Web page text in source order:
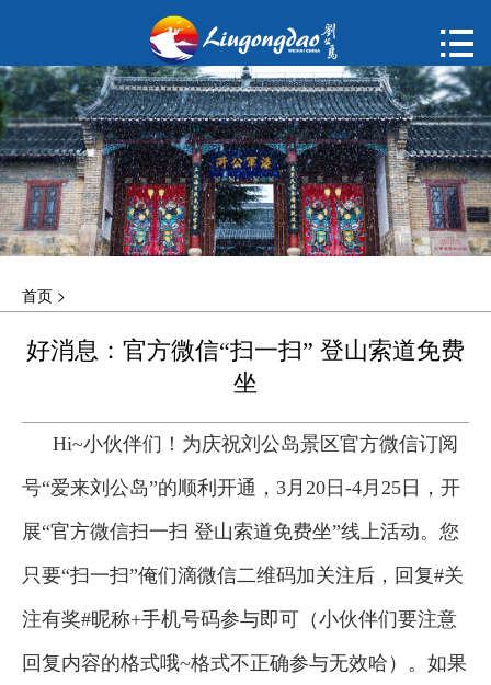
购票
概况
动态
指南
建议
한국어

首页 >
好消息：官方微信“扫一扫” 登山索道免费
坐
Hi~小伙伴们！为庆祝刘公岛景区官方微信订阅
号“爱来刘公岛”的顺利开通，3月20日-4月25日，开
展“官方微信扫一扫 登山索道免费坐”线上活动。您
只要“扫一扫”俺们滴微信二维码加关注后，回复#关
注有奖#昵称+手机号码参与即可（小伙伴们要注意
回复内容的格式哦~格式不正确参与无效哈）。如果